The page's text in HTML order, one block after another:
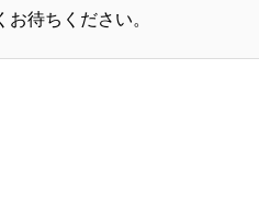
待ちください。